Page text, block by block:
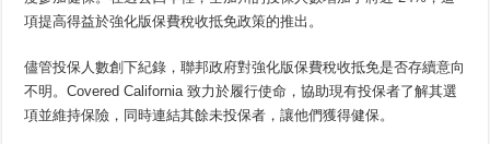
項提高得益於強化版保費稅收抵免政策的推出。
儘管投保人數創下紀錄，聯邦政府對強化版保費稅收抵免是否存續意向
不明。Covered California 致力於履行使命，協助現有投保者了解其選
項並維持保險，同時連結其餘未投保者，讓他們獲得健保。